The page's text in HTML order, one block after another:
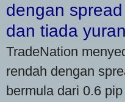
dengan
dan tiada
TradeNation
rendah dengan
bermula dari 0.6